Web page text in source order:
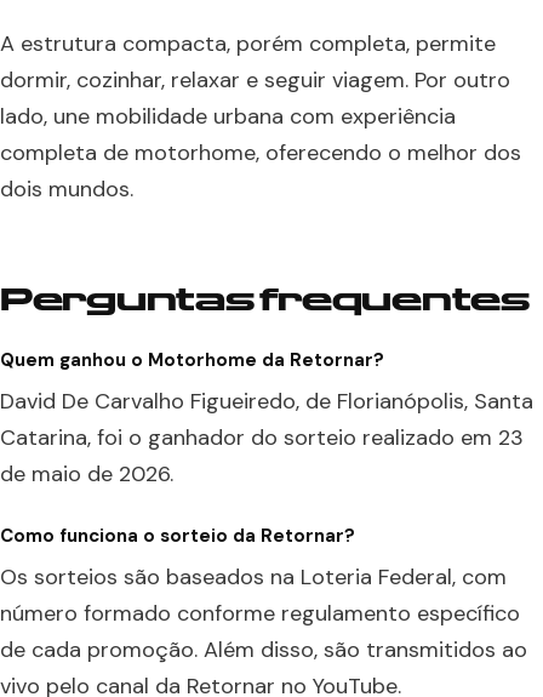
A estrutura compacta, porém completa, permite
dormir, cozinhar, relaxar e seguir viagem. Por outro
lado, une mobilidade urbana com experiência
completa de motorhome, oferecendo o melhor dos
dois mundos.
Perguntas frequentes
Quem ganhou o Motorhome da Retornar?
David De Carvalho Figueiredo, de Florianópolis, Santa
Catarina, foi o ganhador do sorteio realizado em 23
de maio de 2026.
Como funciona o sorteio da Retornar?
Os sorteios são baseados na Loteria Federal, com
número formado conforme regulamento específico
de cada promoção. Além disso, são transmitidos ao
vivo pelo canal da Retornar no YouTube.